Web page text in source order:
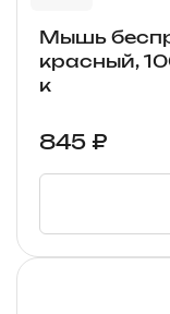
Мышь
красный,
к
845 ₽